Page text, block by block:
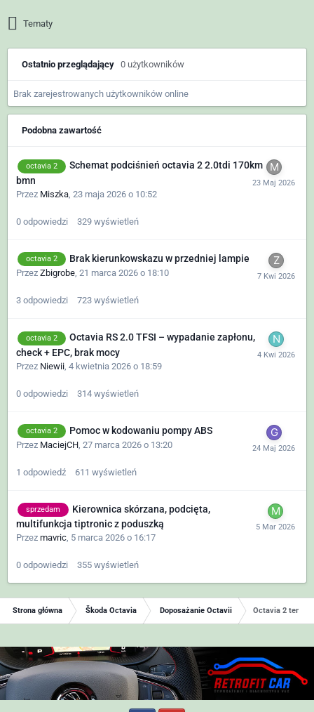
Tematy
Ostatnio przeglądający 0 użytkowników
Brak zarejestrowanych użytkowników online
Podobna zawartość
octavia 2
Schemat podciśnień octavia 2 2.0tdi 170km
bmn
Przez Miszka 23 maja 2026 o 10:52
0 odpowiedzi 329 wyświetleń
octavia 2 Brak kierunkowskazu w przedniej lampie
Przez Zbigrobe, 21 marca 2026 o 18:10
3 odpowiedzi 723 wyświetleń
octavia 2
Octavia RS 2.0 TFSI – wypadanie zapłonu,
check + EPC, brak mocy
Przez Niewii 4 kwietnia 2026 o 18:59
0 odpowiedzi 314 wyświetleń
octavia 2 Pomoc w kodowaniu pompy ABS
Przez MaciejCH, 27 marca 2026 o 13:20
1 odpowiedź 611 wyświetleń
sprzedam
Kierownica skórzana, podcięta,
multifunkcja tiptronic z poduszką
Przez mavric, 5 marca 2026 o 16:17
0 odpowiedzi 355 wyświetleń
Strona główna Škoda Octavia Doposażanie Octavii Octavia 2